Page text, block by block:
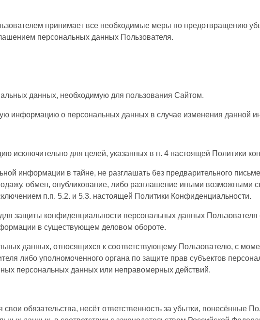
принимает все необходимые меры по предотвращению
персональных данных Пользователя.
данных, необходимую для пользования Сайтом.
информацию о персональных данных в случае изменения данной
исключительно для целей, указанных в п. 4 настоящей Политики
информации в тайне, не разглашать без предварительного
обмен, опубликование, либо разглашение иными возможными
п.п. 5.2. и 5.3. настоящей Политики Конфиденциальности.
защиты конфиденциальности персональных данных Пользователя
в существующем деловом обороте.
данных, относящихся к соответствующему Пользователю, с
либо уполномоченного органа по защите прав субъектов
персональных данных или неправомерных действий.
обязательства, несёт ответственность за убытки, понесённые